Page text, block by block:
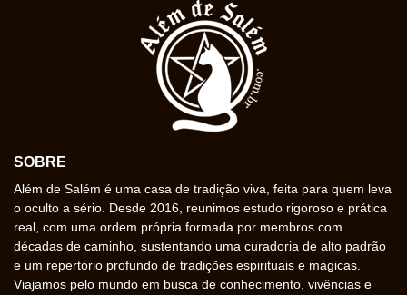
SOBRE
Além de Salém é uma casa de tradição viva, feita para quem leva
o oculto a sério. Desde 2016, reunimos estudo rigoroso e prática
real, com uma ordem própria formada por membros com
décadas de caminho, sustentando uma curadoria de alto padrão
e um repertório profundo de tradições espirituais e mágicas.
Viajamos pelo mundo em busca de conhecimento, vivências e